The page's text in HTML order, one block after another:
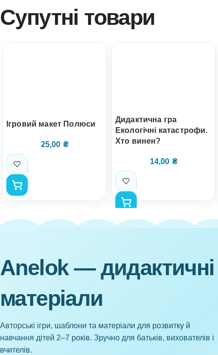
Супутні товари
Ігровий макет Полюси
25,00 ₴
Дидактична гра
Екологічні катастрофи.
Хто винен?
14,00 ₴
Anelok — дидактичні
матеріали
Авторські ігри, шаблони та матеріали для розвитку й
навчання дітей 2–7 років. Зручно для батьків, вихователів і
вчителів.